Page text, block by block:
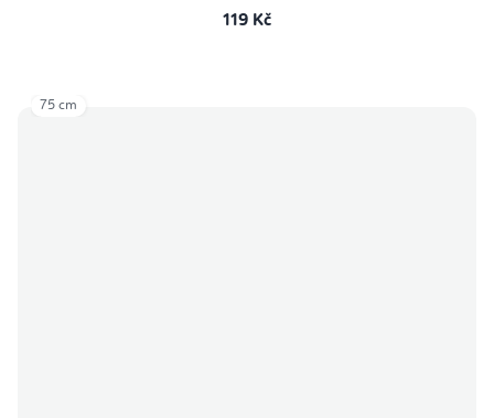
119 Kč
75 cm